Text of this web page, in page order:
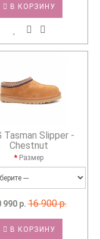
В КОРЗИНУ
Tasman Slipper -
Chestnut
Размер
990 р. 16 900 р.
В КОРЗИНУ